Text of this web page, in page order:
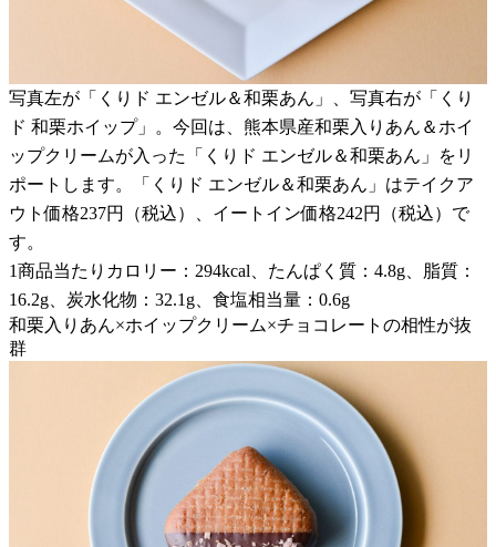
写真左が「くりド エンゼル＆和栗あん」、写真右が「くり
ド 和栗ホイップ」。今回は、熊本県産和栗入りあん＆ホイ
ップクリームが入った「くりド エンゼル＆和栗あん」をリ
ポートします。「くりド エンゼル＆和栗あん」はテイクア
ウト価格237円（税込）、イートイン価格242円（税込）で
す。
1商品当たりカロリー：294kcal、たんぱく質：4.8g、脂質：
16.2g、炭水化物：32.1g、食塩相当量：0.6g
和栗入りあん×ホイップクリーム×チョコレートの相性が抜
群